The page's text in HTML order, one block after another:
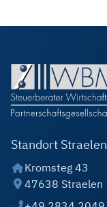
Standort Straelen
Kromsteg 43
47638 Straelen